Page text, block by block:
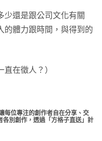
少還是跟公司文化有關
的體力跟時間，與得到的
直在徵人？）
每位專注的創作者自在分享、交
別創作，透過「方格子直送」計